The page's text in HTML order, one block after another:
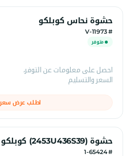
حشوة نحاس كوبلكو
# 11973-V
متوفر
احصل على معلومات عن التوفر،
السعر والتسليم
اطلب عرض سعر
حشوة (2453U436S39) كوبلكو (2453U436S26)
# 1-65424